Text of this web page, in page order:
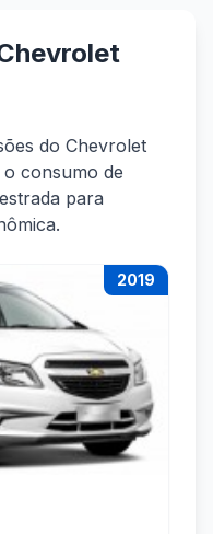
do Chevrolet
consumo de
para
2019